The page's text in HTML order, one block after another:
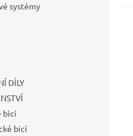
systémy
DÍLY
bicí
bicí